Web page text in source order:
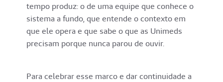
tempo produz: o de uma equipe que conhece o
sistema a fundo, que entende o contexto em
que ele opera e que sabe o que as Unimeds
precisam porque nunca parou de ouvir.
Para celebrar esse marco e dar continuidade a